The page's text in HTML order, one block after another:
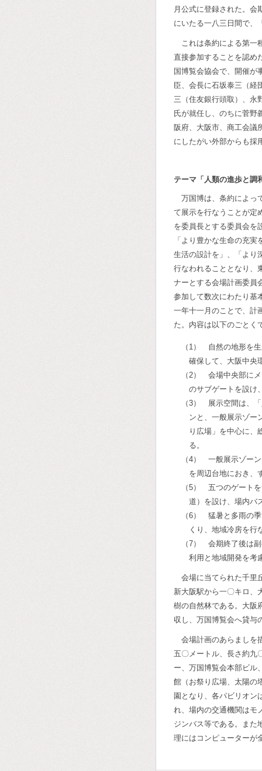
月公式に登録された。会
にいたる一八三日間で、
これは条約による第一
直接参加することを認め
国博覧会協会で、開催が
臣、会長に石坂泰三（経
三（住友銀行頭取）、永
氏が就任し、のちに菅野
阪府、大阪市、商工会議
にしたがい外部からも採
テーマ「人類の進歩と
万国博は、条約によっ
て展示を行なうことが定
を委員長とする委員会を
「より豊かな生命の充
生活の設計を」、「より
行なわれることとなり、
ナーとする会場計画委員
参加して数次にわたり基
一年十一月のことで、計
た。内容は以下のごとく
（1） 自然の地形を
確保して、大阪中央
（2） 会場中央部に
のサブゲートを設け
（3） 展示空間は、
ンと、一般展示ゾー
り広場」を中心に、
る。
（4） 一般展示ゾー
を周辺台地におき、
（5） 五つのゲート
道）を設け、場内バ
（6） 猛暑と多雨の
くり、地域冷房を行
（7） 会期終了後は
利用と地域開発を考
会場に当てられた千里
新大阪駅から一〇キロ、
樹の自然林である。大阪
収し、万国博覧会へ貸与
会場計画のあらましを
五〇メートル、長さ約九
ー、万国博覧会本部ビル
館（お祭り広場、太陽の
園となり、各パビリオン
れ、場内の交通機関はモ
ジンバス等である。また
理にはコンピューターが